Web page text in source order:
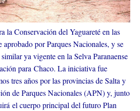
la Conservación del Yaguareté en las
por Parques Nacionales, y se
ya vigente en la Selva Paranaense
para Chaco. La iniciativa fue
tres años por las provincias de Salta y
de Parques Nacionales (APN) y, junto
el cuerpo principal del futuro Plan